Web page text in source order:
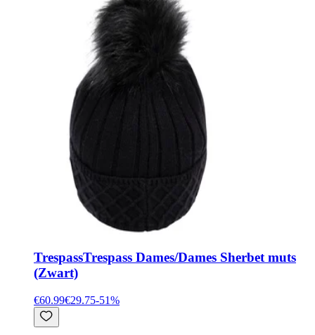
TrespassTrespass Dames/Dames Sherbet muts
(Zwart)
€60.99€29.75-51%